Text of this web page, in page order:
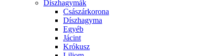
Díszhagymák
Császárkorona
Díszhagyma
Egyéb
Jácint
Krókusz